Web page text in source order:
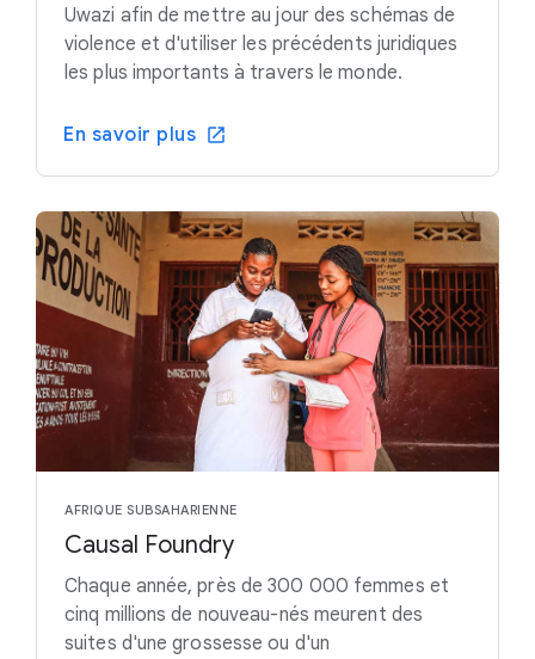
Uwazi afin de mettre au jour des schémas de
violence et d'utiliser les précédents juridiques
les plus importants à travers le monde.
En savoir plus
AFRIQUE SUBSAHARIENNE
Causal Foundry
Chaque année, près de 300 000 femmes et
cinq millions de nouveau-nés meurent des
suites d'une grossesse ou d'un